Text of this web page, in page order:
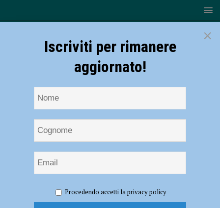
“Crescita record per l’export”. Sabato degustazione al Mercato
Coperto di Campagna Amica
×
Iscriviti per rimanere
aggiornato!
Procedendo accetti la privacy policy